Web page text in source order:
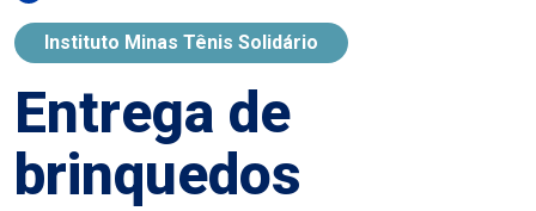
Instituto Minas Tênis Solidário
Entrega de
brinquedos